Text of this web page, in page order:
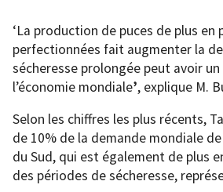
‘La production de puces de plus en
perfectionnées fait augmenter la
sécheresse prolongée peut avoir
l’économie mondiale’, explique M.
Selon les chiffres les plus récents,
de 10% de la demande mondiale
du Sud, qui est également de plus
des périodes de sécheresse,